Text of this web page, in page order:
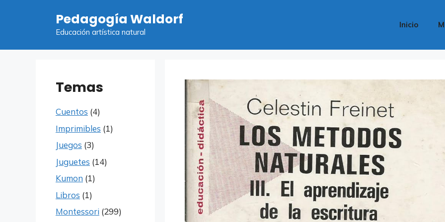
Pedagogía Waldorf
Educación artística natural
Inicio
Temas
Cuentos (4)
Imprimibles (1)
Juegos (3)
Juguetes (14)
Kumon (1)
Libros (1)
Montessori (299)